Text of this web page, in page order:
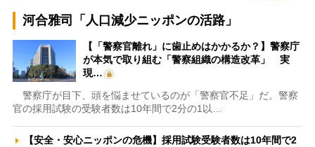
河合雅司「人口減少ニッポンの活路」
【「警察官離れ」に歯止めはかかるか？】警察庁
が本気で取り組む「警察組織の構造改革」 実
現…
警察庁が目下、頭を悩ませているのが「警察官不足」だ。警察
官の採用試験の受験者数は10年間で2分の1以…
【安全・安心ニッポンの危機】採用試験受験者数は10年間で2